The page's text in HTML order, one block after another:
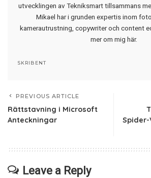
utvecklingen av Tekniksmart tillsammans
Mikael har i grunden expertis inom
kamerautrustning, copywriter och content
mer om mig här.
SKRIBENT
PREVIOUS ARTICLE
Rättstavning i Microsoft
Anteckningar
Leave a Reply